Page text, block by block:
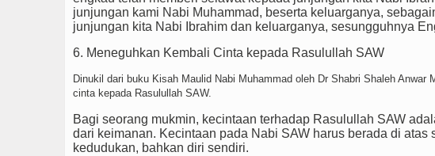
junjungan kami Nabi Muhammad, beserta keluarganya,
junjungan kita Nabi Ibrahim dan keluarganya, sesungguhnya
6. Meneguhkan Kembali Cinta kepada Rasulullah SAW
Dinukil dari buku Kisah Maulid Nabi Muhammad oleh Dr Shabri Shaleh
cinta kepada Rasulullah SAW.
Bagi seorang mukmin, kecintaan terhadap Rasulullah SAW
dari keimanan. Kecintaan pada Nabi SAW harus berada di
kedudukan, bahkan diri sendiri.